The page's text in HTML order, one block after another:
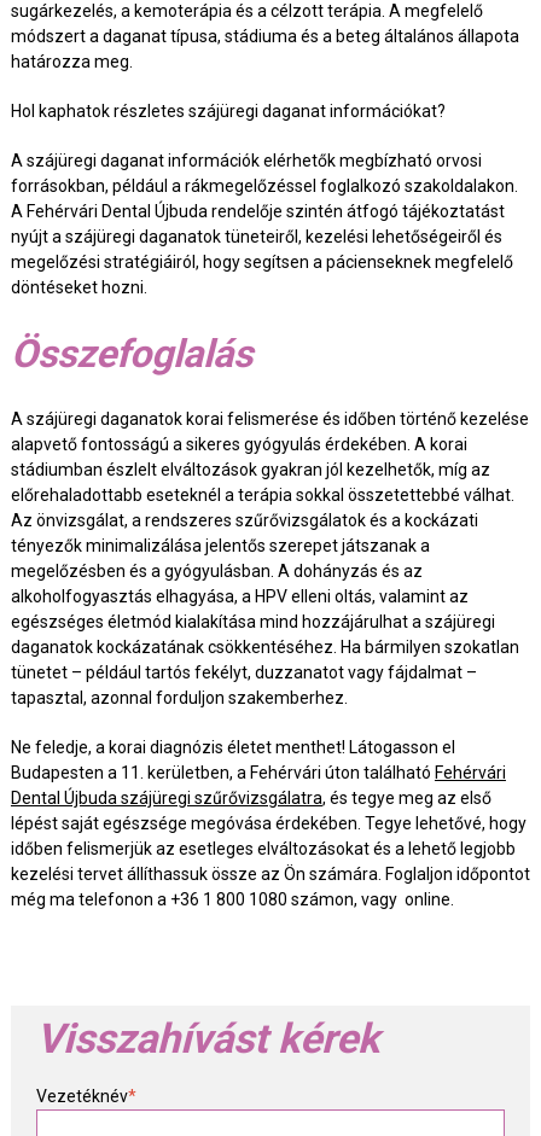
sugárkezelés, a kemoterápia és a célzott terápia. A megfelelő
módszert a daganat típusa, stádiuma és a beteg általános állapota
határozza meg.
Hol kaphatok részletes szájüregi daganat információkat?
A szájüregi daganat információk elérhetők megbízható orvosi
forrásokban, például a rákmegelőzéssel foglalkozó szakoldalakon.
A Fehérvári Dental Újbuda rendelője szintén átfogó tájékoztatást
nyújt a szájüregi daganatok tüneteiről, kezelési lehetőségeiről és
megelőzési stratégiáiról, hogy segítsen a pácienseknek megfelelő
döntéseket hozni.
Összefoglalás
A szájüregi daganatok korai felismerése és időben történő kezelése
alapvető fontosságú a sikeres gyógyulás érdekében. A korai
stádiumban észlelt elváltozások gyakran jól kezelhetők, míg az
előrehaladottabb eseteknél a terápia sokkal összetettebbé válhat.
Az önvizsgálat, a rendszeres szűrővizsgálatok és a kockázati
tényezők minimalizálása jelentős szerepet játszanak a
megelőzésben és a gyógyulásban. A dohányzás és az
alkoholfogyasztás elhagyása, a HPV elleni oltás, valamint az
egészséges életmód kialakítása mind hozzájárulhat a szájüregi
daganatok kockázatának csökkentéséhez. Ha bármilyen szokatlan
tünetet – például tartós fekélyt, duzzanatot vagy fájdalmat –
tapasztal, azonnal forduljon szakemberhez.
Ne feledje, a korai diagnózis életet menthet! Látogasson el
Budapesten a 11. kerületben, a Fehérvári úton található Fehérvári
Dental Újbuda szájüregi szűrővizsgálatra, és tegye meg az első
lépést saját egészsége megóvása érdekében. Tegye lehetővé, hogy
időben felismerjük az esetleges elváltozásokat és a lehető legjobb
kezelési tervet állíthassuk össze az Ön számára. Foglaljon időpontot
még ma telefonon a +36 1 800 1080 számon, vagy online.
Visszahívást kérek
Vezetéknév*